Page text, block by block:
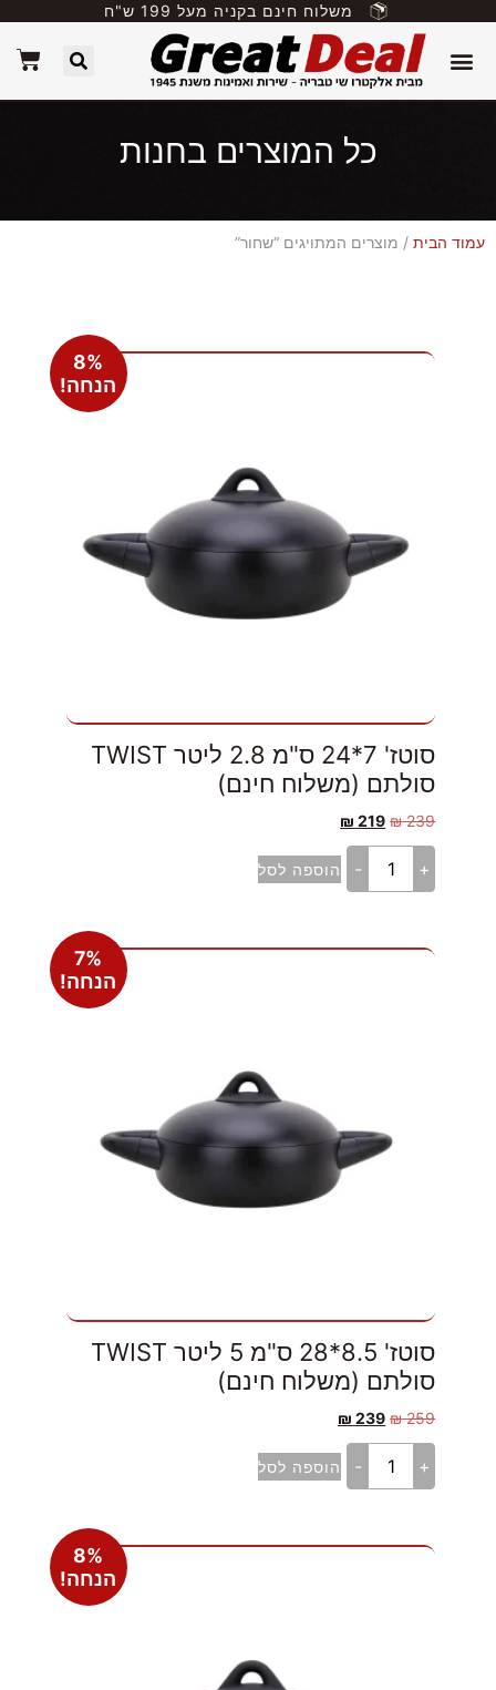
משלוח חינם בקניה מעל 199 ש"ח
כל המוצרים בחנות
עמוד הבית / מוצרים המתויגים “שחור”
8%
הנחה!
סוטז' 7*24 ס"מ 2.8 ליטר TWIST
סולתם (משלוח חינם)
239
₪
219
₪
+
- הוספה לסל
7%
הנחה!
סוטז' 8.5*28 ס"מ 5 ליטר TWIST
סולתם (משלוח חינם)
259
₪
239
₪
+
- הוספה לסל
8%
הנחה!